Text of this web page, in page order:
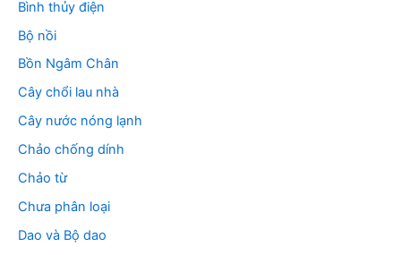
Bình thủy điện
Bộ nồi
Bồn Ngâm Chân
Cây chổi lau nhà
Cây nước nóng lạnh
Chảo chống dính
Chảo từ
Chưa phân loại
Dao và Bộ dao